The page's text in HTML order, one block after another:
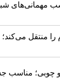
منتقل
و چوبی؛